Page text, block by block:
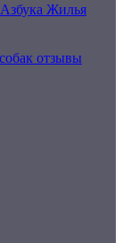
Жилья
отзывы